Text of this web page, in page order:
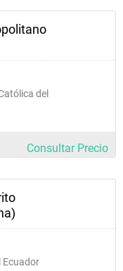
del
Consultar Precio
Ecuador